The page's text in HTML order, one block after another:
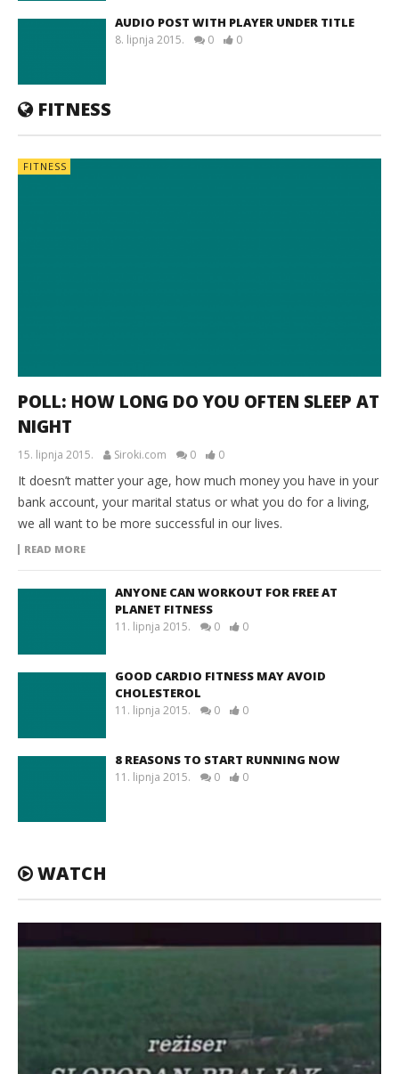
AUDIO POST WITH PLAYER UNDER TITLE
8. lipnja 2015. 0 0
FITNESS
FITNESS
POLL: HOW LONG DO YOU OFTEN SLEEP AT
NIGHT
15. lipnja 2015. Siroki.com 0 0
It doesn’t matter your age, how much money you have in your
bank account, your marital status or what you do for a living,
we all want to be more successful in our lives.
READ MORE
ANYONE CAN WORKOUT FOR FREE AT
PLANET FITNESS
11. lipnja 2015. 0 0
GOOD CARDIO FITNESS MAY AVOID
CHOLESTEROL
11. lipnja 2015. 0 0
8 REASONS TO START RUNNING NOW
11. lipnja 2015. 0 0
WATCH